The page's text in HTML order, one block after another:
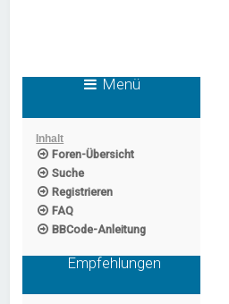
Menü
Inhalt
Foren-Übersicht
Suche
Registrieren
FAQ
BBCode-Anleitung
Empfehlungen